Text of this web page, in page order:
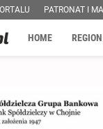
PATRONAT I
HOME REGION